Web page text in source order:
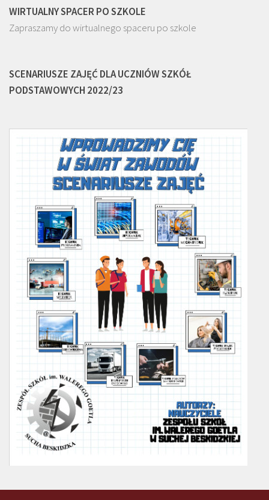
WIRTUALNY SPACER PO SZKOLE
Zapraszamy do wirtualnego spaceru po szkole
SCENARIUSZE ZAJĘĆ DLA UCZNIÓW SZKÓŁ
PODSTAWOWYCH 2022/23